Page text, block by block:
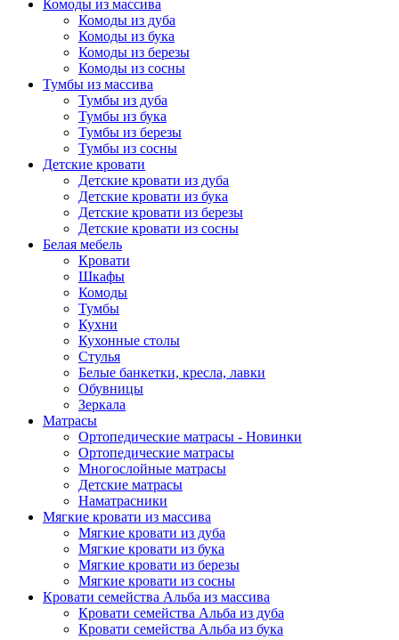
Комоды из массива
Комоды из дуба
Комоды из бука
Комоды из березы
Комоды из сосны
Тумбы из массива
Тумбы из дуба
Тумбы из бука
Тумбы из березы
Тумбы из сосны
Детские кровати
Детские кровати из дуба
Детские кровати из бука
Детские кровати из березы
Детские кровати из сосны
Белая мебель
Кровати
Шкафы
Комоды
Тумбы
Кухни
Кухонные столы
Стулья
Белые банкетки, кресла, лавки
Обувницы
Зеркала
Матрасы
Ортопедические матрасы - Новинки
Ортопедические матрасы
Многослойные матрасы
Детские матрасы
Наматрасники
Мягкие кровати из массива
Мягкие кровати из дуба
Мягкие кровати из бука
Мягкие кровати из березы
Мягкие кровати из сосны
Кровати семейства Альба из массива
Кровати семейства Альба из дуба
Кровати семейства Альба из бука